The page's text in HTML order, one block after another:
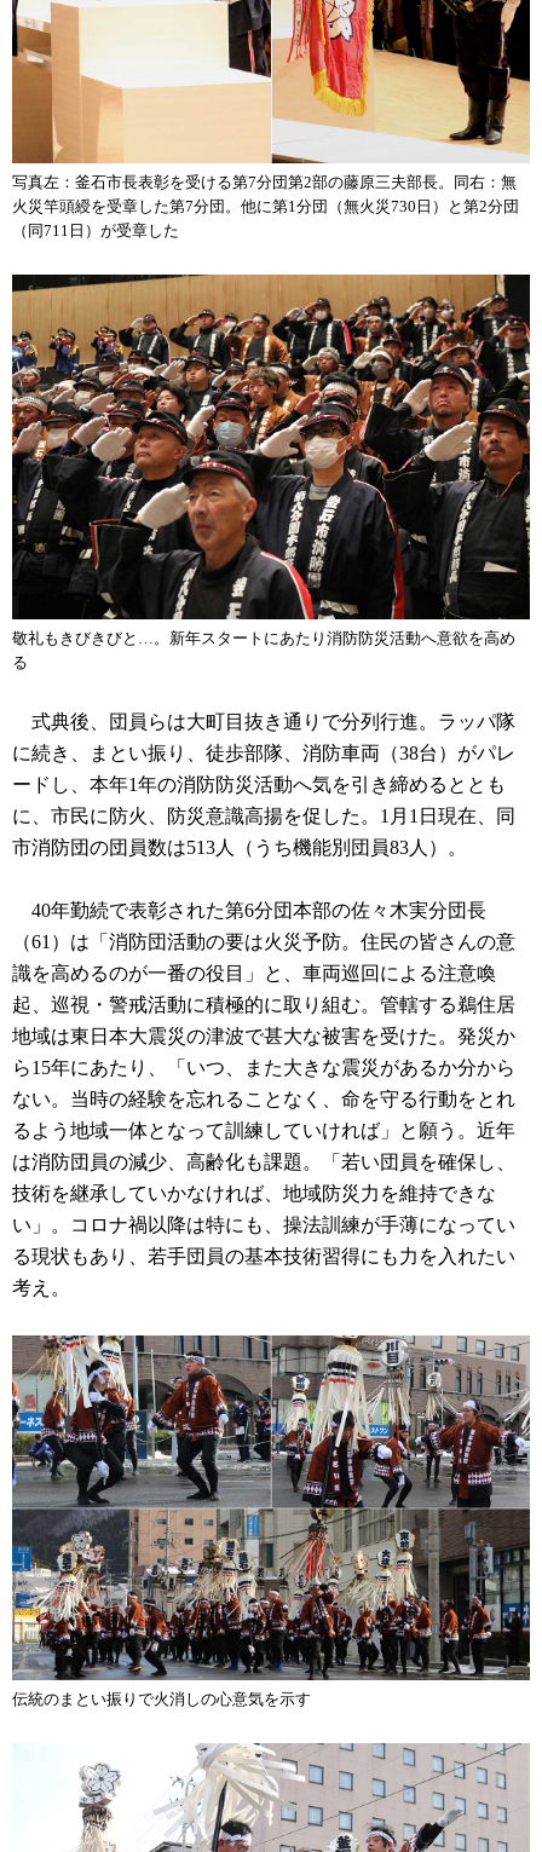
写真左：釜石市長表彰を受ける第7分団第2部の藤原三夫部長。同右：無
火災竿頭綬を受章した第7分団。他に第1分団（無火災730日）と第2分団
（同711日）が受章した
敬礼もきびきびと…。新年スタートにあたり消防防災活動へ意欲を高め
る
式典後、団員らは大町目抜き通りで分列行進。ラッパ隊
に続き、まとい振り、徒歩部隊、消防車両（38台）がパレ
ードし、本年1年の消防防災活動へ気を引き締めるととも
に、市民に防火、防災意識高揚を促した。1月1日現在、同
市消防団の団員数は513人（うち機能別団員83人）。
40年勤続で表彰された第6分団本部の佐々木実分団長
（61）は「消防団活動の要は火災予防。住民の皆さんの意
識を高めるのが一番の役目」と、車両巡回による注意喚
起、巡視・警戒活動に積極的に取り組む。管轄する鵜住居
地域は東日本大震災の津波で甚大な被害を受けた。発災か
ら15年にあたり、「いつ、また大きな震災があるか分から
ない。当時の経験を忘れることなく、命を守る行動をとれ
るよう地域一体となって訓練していければ」と願う。近年
は消防団員の減少、高齢化も課題。「若い団員を確保し、
技術を継承していかなければ、地域防災力を維持できな
い」。コロナ禍以降は特にも、操法訓練が手薄になってい
る現状もあり、若手団員の基本技術習得にも力を入れたい
考え。
伝統のまとい振りで火消しの心意気を示す